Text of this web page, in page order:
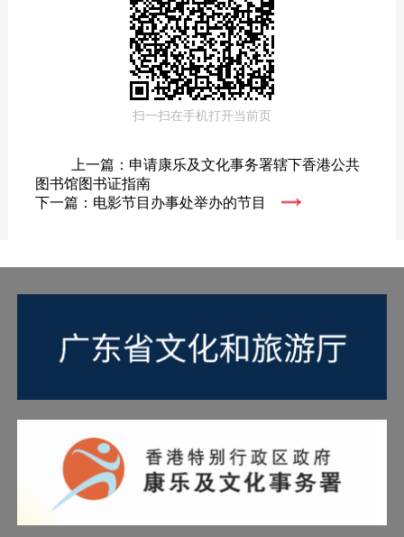
扫一扫在手机打开当前页
上一篇：申请康乐及文化事务署辖下香港公共
图书馆图书证指南
下一篇：电影节目办事处举办的节目